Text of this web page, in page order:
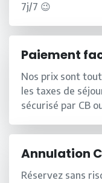
7j/7 😉
Paiement
Nos prix sont
les taxes de
sécurisé par CB
Annulation
Réservez sans